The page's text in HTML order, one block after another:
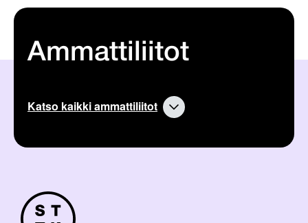
Ammattiliitot
Katso kaikki ammattiliitot